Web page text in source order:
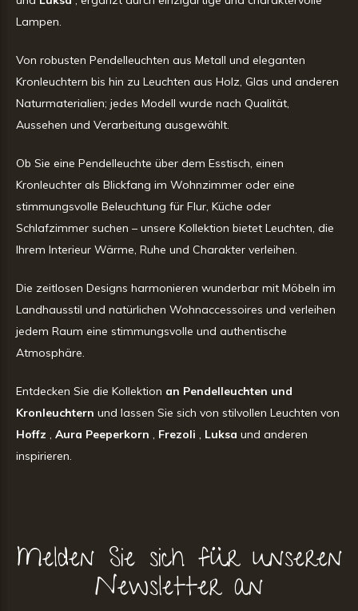
Lampen.
Von robusten Pendelleuchten aus Metall und eleganten
Kronleuchtern bis hin zu Leuchten aus Holz, Glas und anderen
Naturmaterialien; jedes Modell wurde nach Qualität,
Aussehen und Verarbeitung ausgewählt.
Ob Sie eine Pendelleuchte über dem Esstisch, einen
Kronleuchter als Blickfang im Wohnzimmer oder eine
stimmungsvolle Beleuchtung für Flur, Küche oder
Schlafzimmer suchen – unsere Kollektion bietet Leuchten, die
Ihrem Interieur Wärme, Ruhe und Charakter verleihen.
Die zeitlosen Designs harmonieren wunderbar mit Möbeln im
Landhausstil und natürlichen Wohnaccessoires und verleihen
jedem Raum eine stimmungsvolle und authentische
Atmosphäre.
Entdecken Sie die Kollektion an Pendelleuchten und
Kronleuchtern und lassen Sie sich von stilvollen Leuchten von
Hoffz , Aura Peeperkorn , Frezoli , Luksa und anderen
inspirieren.
Melden Sie sich für unseren
Newsletter an